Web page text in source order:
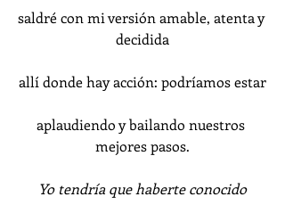
saldré con mi versión amable, atenta y
decidida
allí donde hay acción: podríamos estar
aplaudiendo y bailando nuestros
mejores pasos.
Yo tendría que haberte conocido